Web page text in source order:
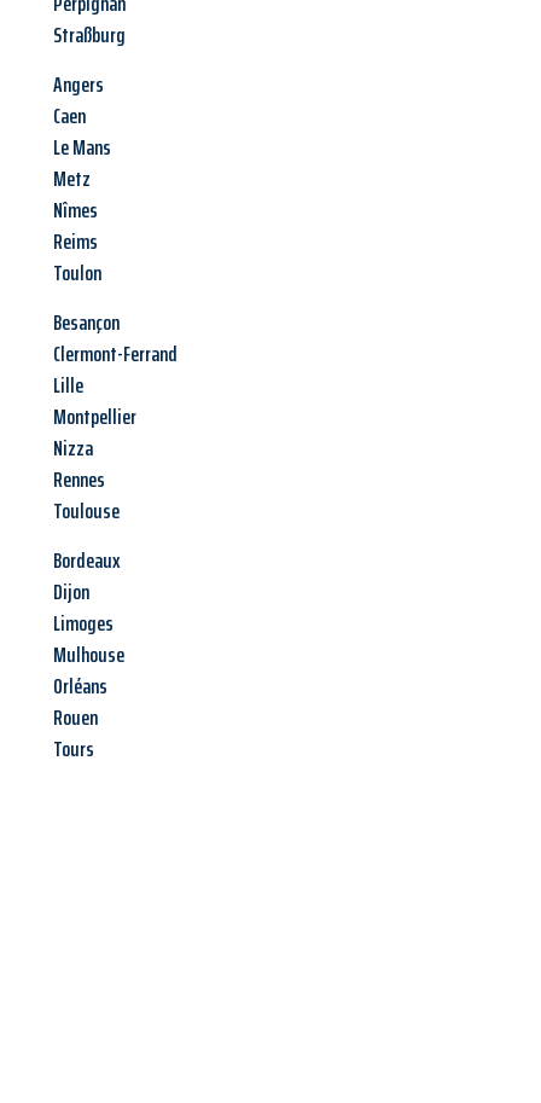
Straßburg
Angers
Caen
Le Mans
Metz
Nîmes
Reims
Toulon
Besançon
Clermont-Ferrand
Lille
Montpellier
Nizza
Rennes
Toulouse
Bordeaux
Dijon
Limoges
Mulhouse
Orléans
Rouen
Tours